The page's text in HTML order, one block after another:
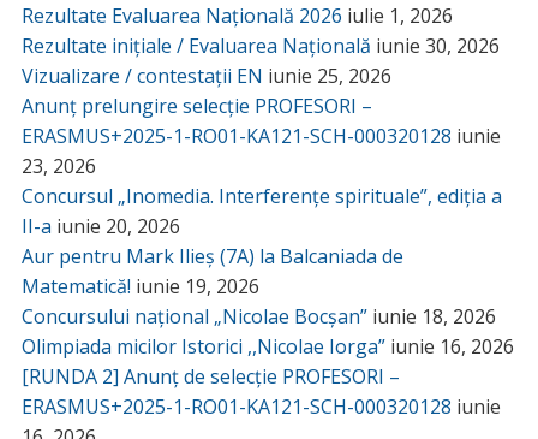
Rezultate Evaluarea Națională 2026 iulie 1, 2026
Rezultate inițiale / Evaluarea Națională iunie 30, 2026
Vizualizare / contestații EN iunie 25, 2026
Anunț prelungire selecție PROFESORI –
ERASMUS+2025-1-RO01-KA121-SCH-000320128 iunie
23, 2026
Concursul „Inomedia. Interferențe spirituale”, ediția a
II-a iunie 20, 2026
Aur pentru Mark Ilieș (7A) la Balcaniada de
Matematică! iunie 19, 2026
Concursului național „Nicolae Bocșan” iunie 18, 2026
Olimpiada micilor Istorici ,,Nicolae Iorga” iunie 16, 2026
[RUNDA 2] Anunț de selecție PROFESORI –
ERASMUS+2025-1-RO01-KA121-SCH-000320128 iunie